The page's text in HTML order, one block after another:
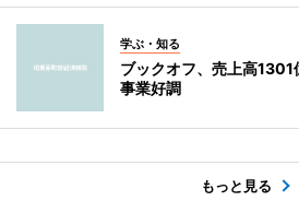
学ぶ・知る
ブックオフ、売上高
事業好調
もっと見る